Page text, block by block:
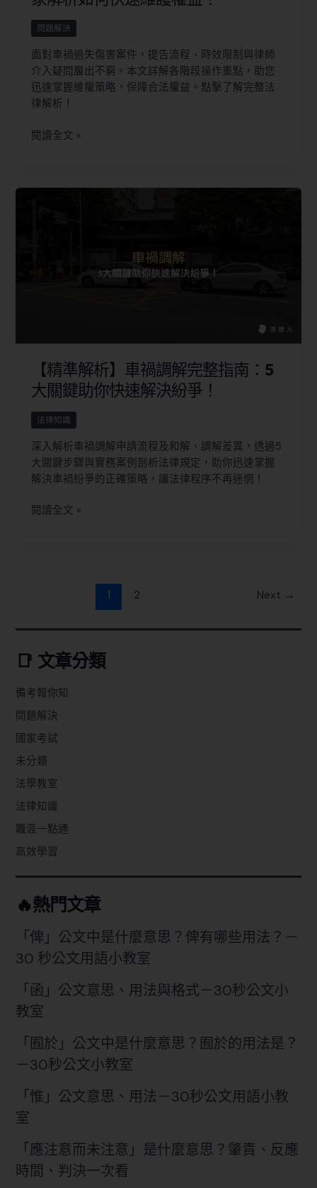
問題解決
面對車禍過失傷害案件，提告流程、時效限制與律師
介入疑問層出不窮。本文詳解各階段操作重點，助您
迅速掌握維權策略，保障合法權益。點擊了解完整法
律解析！
閱讀全文 »
【精準解析】車禍調解完整指南：5
大關鍵助你快速解決紛爭！
法律知識
深入解析車禍調解申請流程及和解、調解差異，透過5
大關鍵步驟與實務案例剖析法律規定，助你迅速掌握
解決車禍紛爭的正確策略，讓法律程序不再迷惘！
閱讀全文 »
1 2 Next →
📑 文章分類
備考報你知
問題解決
國家考試
未分類
法學教室
法律知識
職涯一點通
高效學習
🔥熱門文章
「俾」公文中是什麼意思？俾有哪些用法？－
30 秒公文用語小教室
「函」公文意思、用法與格式－30秒公文小
教室
「囿於」公文中是什麼意思？囿於的用法是？
－30秒公文小教室
「惟」公文意思、用法－30秒公文用語小教
室
「應注意而未注意」是什麼意思？肇責、反應
時間、判決一次看